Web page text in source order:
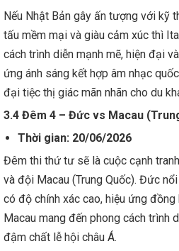
Nếu Nhật Bản gây ấn tượng với kỹ
tấu mềm mại và giàu cảm xúc thì
cách trình diễn mạnh mẽ, hiện đại
ứng ánh sáng kết hợp âm nhạc
đại tiệc thị giác mãn nhãn cho du
3.4 Đêm 4 – Đức vs Macau
Thời gian: 20/06/2026
Đêm thi thứ tư sẽ là cuộc cạnh
và đội Macau (Trung Quốc). Đức
có độ chính xác cao, hiệu ứng
Macau mang đến phong cách trình
đậm chất lễ hội châu Á.